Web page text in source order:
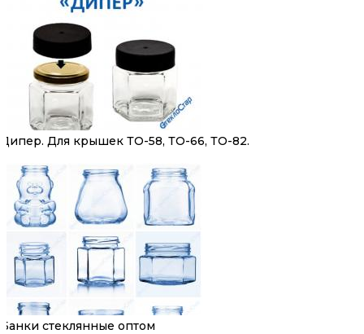
Дипер. Для крышек ТО-58, ТО-66, ТО-82.
Банки стеклянные оптом